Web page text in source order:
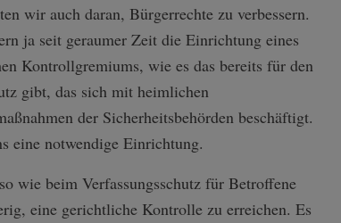
wir auch daran, Bürgerrechte zu verbessern.
ja seit geraumer Zeit die Einrichtung eines
Kontrollgremiums, wie es das bereits für den
gibt, das sich mit heimlichen
der Sicherheitsbehörden beschäftigt.
eine notwendige Einrichtung.
wie beim Verfassungsschutz für Betroffene
eine gerichtliche Kontrolle zu erreichen. Es